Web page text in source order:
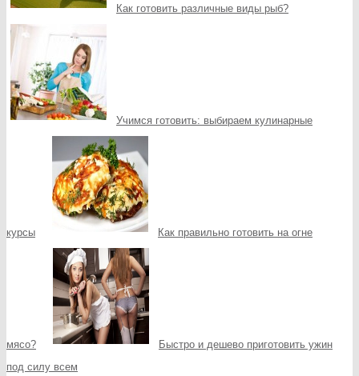
Как готовить различные виды рыб?
Учимся готовить: выбираем кулинарные
курсы Как правильно готовить на огне
мясо?
Быстро и дешево приготовить ужин
под силу всем